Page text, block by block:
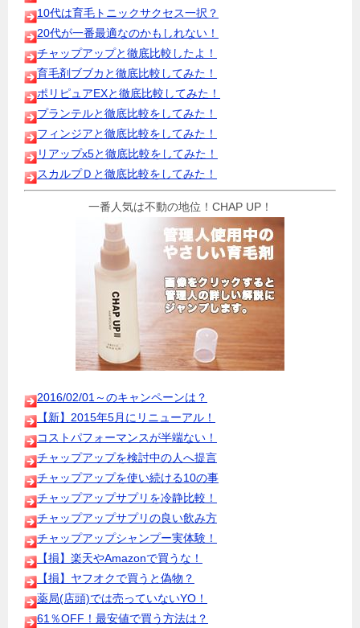
10代は育毛トニックサクセス一択？
20代が一番最適なのかもしれない！
チャップアップと徹底比較したよ！
育毛剤ブブカと徹底比較してみた！
ポリピュアEXと徹底比較してみた！
プランテルと徹底比較をしてみた！
フィンジアと徹底比較をしてみた！
リアップx5と徹底比較をしてみた！
スカルプＤと徹底比較をしてみた！
一番人気は不動の地位！CHAP UP！
2016/02/01～のキャンペーンは？
【新】2015年5月にリニューアル！
コストパフォーマンスが半端ない！
チャップアップを検討中の人へ提言
チャップアップを使い続ける10の事
チャップアップサプリを冷静比較！
チャップアップサプリの良い飲み方
チャップアップシャンプー実体験！
【損】楽天やAmazonで買うな！
【損】ヤフオクで買うと偽物？
薬局(店頭)では売っていないYO！
61％OFF！最安値で買う方法は？